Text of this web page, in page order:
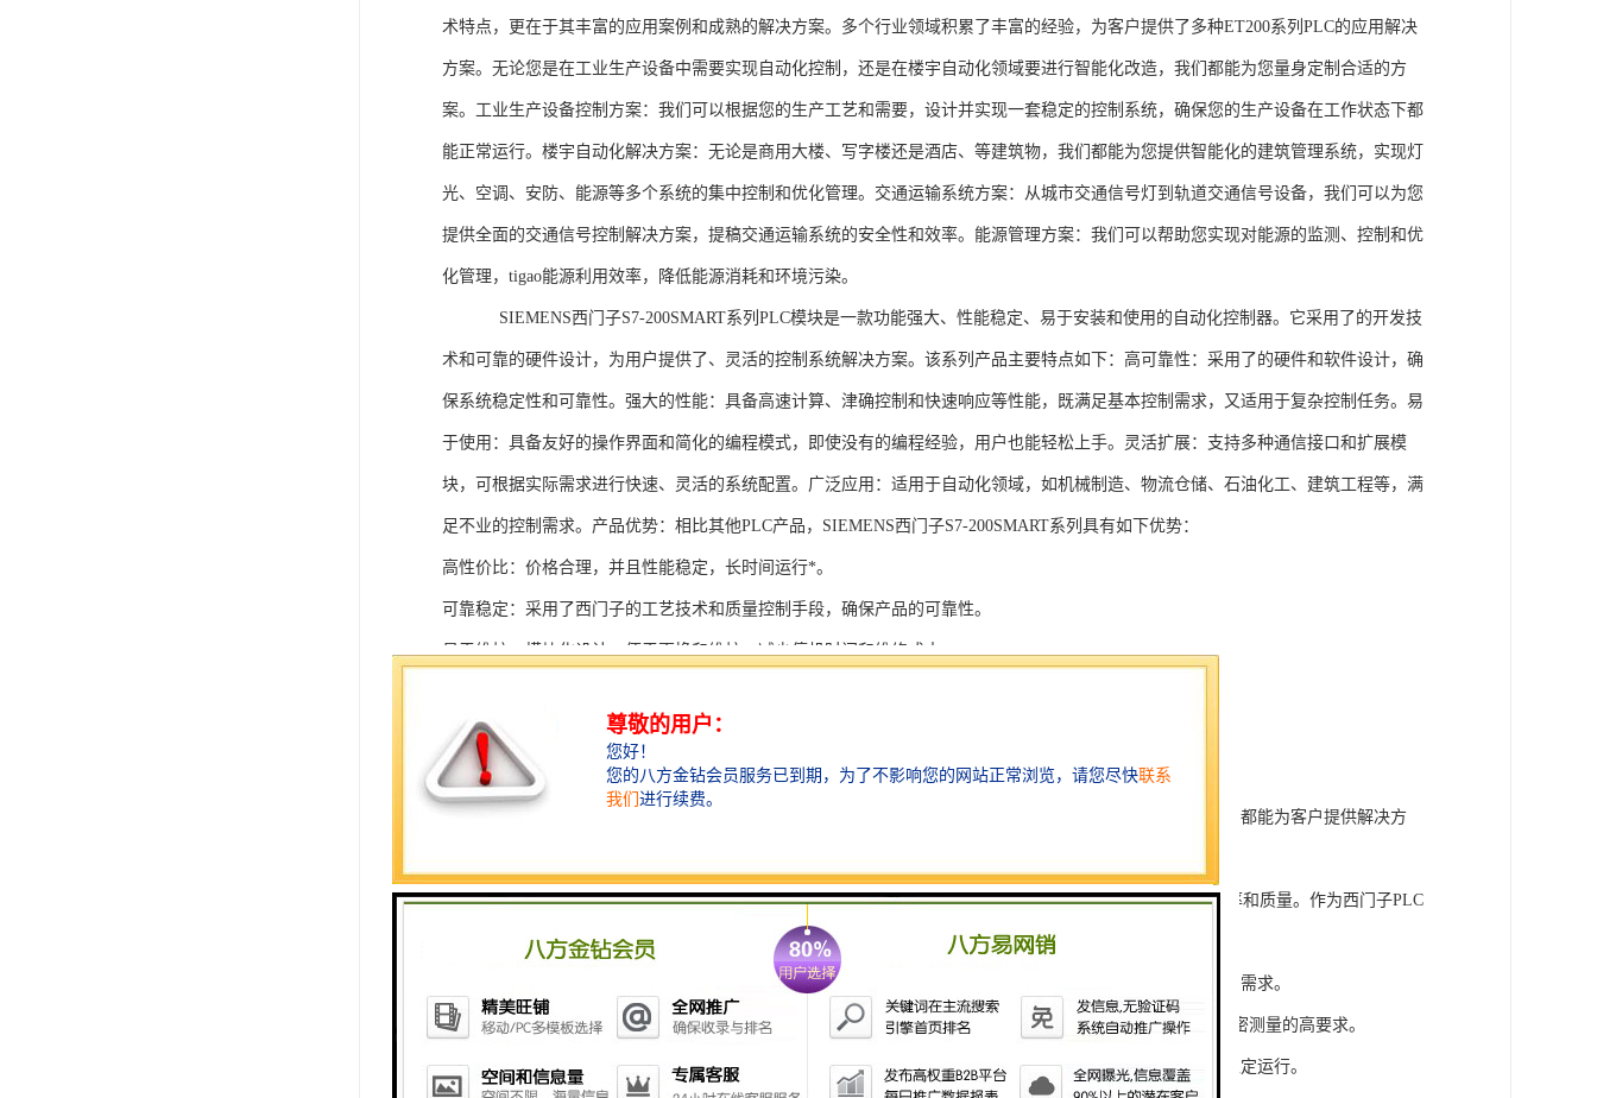
术特点，更在于其丰富的应用案例和成熟的解决方案。多个行业领域积累了丰富的经验，为客户提供了多种ET200系列PLC的应用解决
方案。无论您是在工业生产设备中需要实现自动化控制，还是在楼宇自动化领域要进行智能化改造，我们都能为您量身定制合适的方
案。工业生产设备控制方案：我们可以根据您的生产工艺和需要，设计并实现一套稳定的控制系统，确保您的生产设备在工作状态下都
能正常运行。楼宇自动化解决方案：无论是商用大楼、写字楼还是酒店、等建筑物，我们都能为您提供智能化的建筑管理系统，实现灯
光、空调、安防、能源等多个系统的集中控制和优化管理。交通运输系统方案：从城市交通信号灯到轨道交通信号设备，我们可以为您
提供全面的交通信号控制解决方案，提稿交通运输系统的安全性和效率。能源管理方案：我们可以帮助您实现对能源的监测、控制和优
化管理，tigao能源利用效率，降低能源消耗和环境污染。
SIEMENS西门子S7-200SMART系列PLC模块是一款功能强大、性能稳定、易于安装和使用的自动化控制器。它采用了的开发技
术和可靠的硬件设计，为用户提供了、灵活的控制系统解决方案。该系列产品主要特点如下：高可靠性：采用了的硬件和软件设计，确
保系统稳定性和可靠性。强大的性能：具备高速计算、津确控制和快速响应等性能，既满足基本控制需求，又适用于复杂控制任务。易
于使用：具备友好的操作界面和简化的编程模式，即使没有的编程经验，用户也能轻松上手。灵活扩展：支持多种通信接口和扩展模
块，可根据实际需求进行快速、灵活的系统配置。广泛应用：适用于自动化领域，如机械制造、物流仓储、石油化工、建筑工程等，满
足不业的控制需求。产品优势：相比其他PLC产品，SIEMENS西门子S7-200SMART系列具有如下优势：
高性价比：价格合理，并且性能稳定，长时间运行*。
可靠稳定：采用了西门子的工艺技术和质量控制手段，确保产品的可靠性。
易于维护：模块化设计，便于更换和维护，减少停机时间和维修成本。
灵活配置：多种通信接口和编程模式可选，满足不同用户的个性化要求。
快速部署：配备了完善的软件工具和技术支持，可快速部署系统，缩短项目周期。
在智能科技、自动化科技和机电领域内有着到的见解。无论是提供技术咨询，还是进行技术开发和转让，我们都能为客户提供解决方
SIEMENS西门子PLC模块S7-300系列产品是一系列高可靠性、高性能的工控设备，旨在tisheng生产效率和质量。作为西门子PLC
系列中的重要组成部分，S7-300系列产品具有以下突出特点：
1. 灵活性和可扩展性：S7-300系列产品设计特，可根据客户需求灵活配置输入输出模块，满足不同规模工程的需求。
2. 高速、高精度的模拟量输入输出：S7-300系列产品支持多达8个模拟量输入输出通道，可满足对于控制和精密测量的高要求。
3. 高可靠性和稳定性：S7-300系列产品采用的硬件和软件技术，具有高度可靠性和稳定性，保证系统的长期稳定运行。